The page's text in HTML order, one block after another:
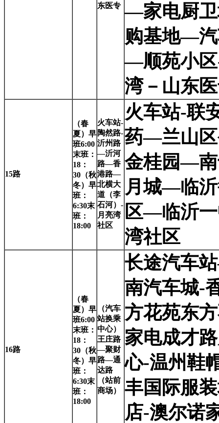
东医专 —家电厨卫
购基地—
—顺苑小
湾－山东
15路
（春
夏）早
班6:00
末班：
18：
30（秋
冬）早
班：
6:30末
班：
18:00
火车站-
陶然路-
沂州路
—沂河
路—香
港路—
北横大
道（李
石河）-
月亮湾
社区
火车站-联
药—兰山
金桂园—
月城—临
区—临沂
湾社区
16路
（春
夏）早
班6:00
末班：
18：
30（秋
冬）早
班：
6:30末
班：
18:00
（汽车
站换乘
中心）
王庄路
—聚财
路—通
达路
（站前
商场）
长途汽车
南汽车城-
方花苑东
家电成才
心-温州鞋
丰国际服
店-澳尔诺